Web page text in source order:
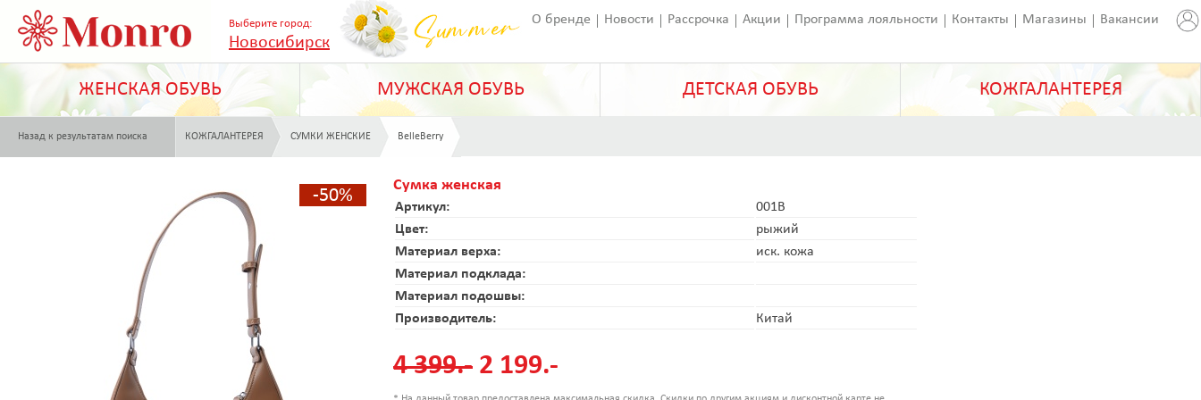
Выберите город:
Новосибирск
О бренде Новости Рассрочка Акции Программа лояльности Контакты Магазины Вакансии
ЖЕНСКАЯ ОБУВЬ МУЖСКАЯ ОБУВЬ ДЕТСКАЯ ОБУВЬ КОЖГАЛАНТЕРЕЯ
Назад к результатам поиска КОЖГАЛАНТЕРЕЯ СУМКИ ЖЕНСКИЕ BelleBerry
-50%
Сумка женская
Артикул:
001B
Цвет:
рыжий
Материал верха:
иск. кожа
Материал подклада:
Материал подошвы:
Производитель:
Китай
4 399.- 2 199.-